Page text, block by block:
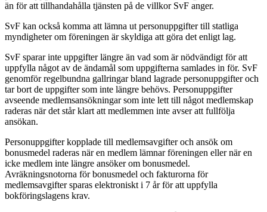
än för att tillhandahålla tjänsten på de villkor SvF anger.
SvF kan också komma att lämna ut personuppgifter till statliga
myndigheter om föreningen är skyldiga att göra det enligt lag.
SvF sparar inte uppgifter längre än vad som är nödvändigt för att
uppfylla något av de ändamål som uppgifterna samlades in för. SvF
genomför regelbundna gallringar bland lagrade personuppgifter och
tar bort de uppgifter som inte längre behövs. Personuppgifter
avseende medlemsansökningar som inte lett till något medlemskap
raderas när det står klart att medlemmen inte avser att fullfölja
ansökan.
Personuppgifter kopplade till medlemsavgifter och ansök om
bonusmedel raderas när en medlem lämnar föreningen eller när en
icke medlem inte längre ansöker om bonusmedel.
Avräkningsnotorna för bonusmedel och fakturorna för
medlemsavgifter sparas elektroniskt i 7 år för att uppfylla
bokföringslagens krav.